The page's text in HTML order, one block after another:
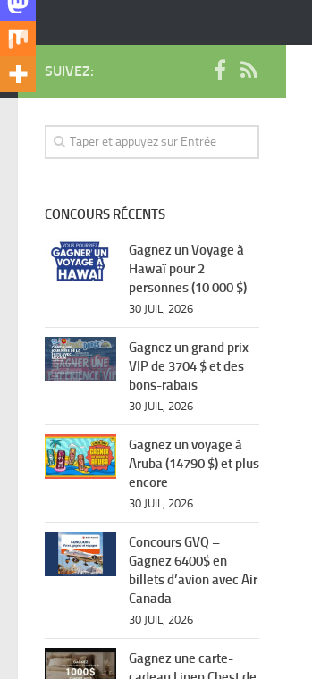
SUIVEZ:
CONCOURS RÉCENTS
Gagnez un Voyage à
Hawaï pour 2
personnes (10 000 $)
30 JUIL, 2026
Gagnez un grand prix
VIP de 3704 $ et des
bons-rabais
30 JUIL, 2026
Gagnez un voyage à
Aruba (14790 $) et plus
encore
30 JUIL, 2026
Concours GVQ –
Gagnez 6400$ en
billets d’avion avec Air
Canada
30 JUIL, 2026
Gagnez une carte-